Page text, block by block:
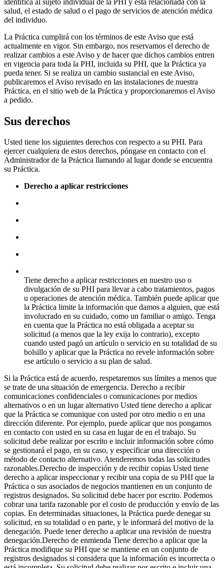
salud, el estado de salud o el pago de servicios de atención médica
del individuo.
La Práctica cumplirá con los términos de este Aviso que está
actualmente en vigor. Sin embargo, nos reservamos el derecho de
realizar cambios a este Aviso y de hacer que dichos cambios entren
en vigencia para toda la PHI, incluida su PHI, que la Práctica ya
pueda tener. Si se realiza un cambio sustancial en este Aviso,
publicaremos el Aviso revisado en las instalaciones de nuestra
Práctica, en el sitio web de la Práctica y proporcionaremos el Aviso
a pedido.
Sus derechos
Usted tiene los siguientes derechos con respecto a su PHI. Para
ejercer cualquiera de estos derechos, póngase en contacto con el
Administrador de la Práctica llamando al lugar donde se encuentra
su Práctica.
Derecho a aplicar restricciones
Tiene derecho a aplicar restricciones en nuestro uso o
divulgación de su PHI para llevar a cabo tratamientos, pagos
u operaciones de atención médica. También puede aplicar que
la Práctica limite la información que damos a alguien, que está
involucrado en su cuidado, como un familiar o amigo. Tenga
en cuenta que la Práctica no está obligada a aceptar su
solicitud (a menos que la ley exija lo contrario), excepto
cuando usted pagó un artículo o servicio en su totalidad de su
bolsillo y aplicar que la Práctica no revele información sobre
ese artículo o servicio a su plan de salud.
Si la Práctica está de acuerdo, respetaremos sus límites a menos que
se trate de una situación de emergencia. Derecho a recibir
comunicaciones confidenciales o comunicaciones por medios
alternativos o en un lugar alternativo Usted tiene derecho a aplicar
que la Práctica se comunique con usted por otro medio o en una
dirección diferente. Por ejemplo, puede aplicar que nos pongamos
en contacto con usted en su casa en lugar de en el trabajo. Su
solicitud debe realizar por escrito e incluir información sobre cómo
se gestionará el pago, en su caso, y especificar una dirección o
método de contacto alternativo. Atenderemos todas las solicitudes
razonables.Derecho de inspección y de recibir copias Usted tiene
derecho a aplicar inspeccionar y recibir una copia de su PHI que la
Práctica o sus asociados de negocios mantienen en un conjunto de
registros designados. Su solicitud debe hacer por escrito. Podemos
cobrar una tarifa razonable por el costo de producción y envío de las
copias. En determinadas situaciones, la Práctica puede denegar su
solicitud, en su totalidad o en parte, y le informará del motivo de la
denegación. Puede tener derecho a aplicar una revisión de nuestra
denegación.Derecho de enmienda Tiene derecho a aplicar que la
Práctica modifique su PHI que se mantiene en un conjunto de
registros designados si considera que la información es incorrecta o